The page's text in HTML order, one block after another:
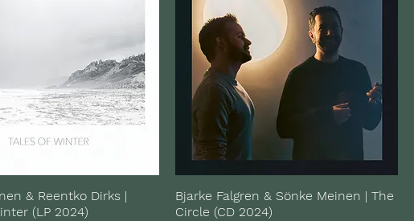
& Reentko Dirks |
(LP 2024)
Bjarke Falgren & Sönke Meinen | The
Circle (CD 2024)